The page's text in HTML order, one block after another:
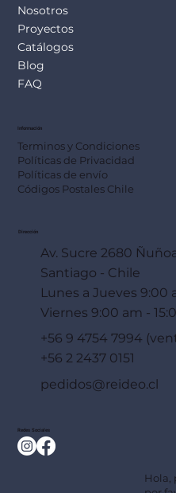
Nosotros
Proyectos
Catálogos
Blog
FAQ
Información
Terminos y Condiciones
Políticas de Privacidad
Políticas de envío
Códigos Postales Chile
Dirección
Av. Sucre 2680
Santiago - Chile
Lunes a Jueves 9:00
Viernes 9:00 am -
+56 9 4754 7994
+56 2 2437 0151
pedidos@reideo.cl
Redes Sociales
Hola,